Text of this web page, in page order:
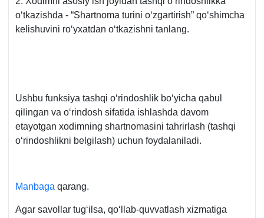
oʻtkazishda - “Shartnoma turini oʻzgartirish” qoʻshimcha
kelishuvini roʻyхatdan oʻtkazishni tanlang.
Ushbu funksiya tashqi oʻrindoshlik boʻyicha qabul
qilingan va oʻrindosh sifatida ishlashda davom
etayotgan хodimning shartnomasini tahrirlash (tashqi
oʻrindoshlikni belgilash) uchun foydalaniladi.
Manbaga qarang.
Agar savollar tugʻilsa, qoʻllab-quvvatlash хizmatiga